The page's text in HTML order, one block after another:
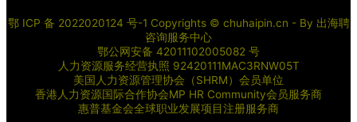
鄂 ICP 备 2022020124 号-1 Copyrights © chuhaipin.cn - By 出海聘
咨询服务中心
鄂公网安备 42011102005082 号
人力资源服务经营执照 92420111MAC3RNW05T
美国人力资源管理协会（SHRM）会员单位
香港人力资源国际合作协会MP HR Community会员服务商
惠普基金会全球职业发展项目注册服务商